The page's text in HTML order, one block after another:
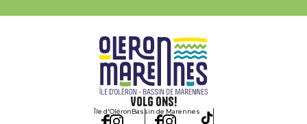
Volg ons!
Île d'OléronBassin de Marennes